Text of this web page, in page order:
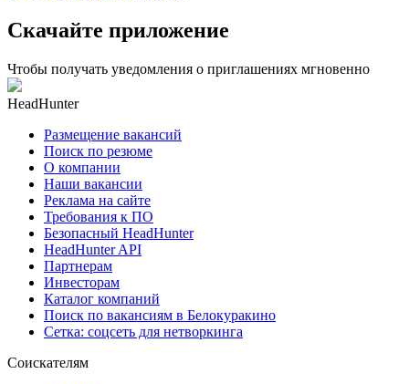
Скачайте приложение
Чтобы получать уведомления о приглашениях мгновенно
HeadHunter
Размещение вакансий
Поиск по резюме
О компании
Наши вакансии
Реклама на сайте
Требования к ПО
Безопасный HeadHunter
HeadHunter API
Партнерам
Инвесторам
Каталог компаний
Поиск по вакансиям в Белокуракино
Сетка: соцсеть для нетворкинга
Соискателям